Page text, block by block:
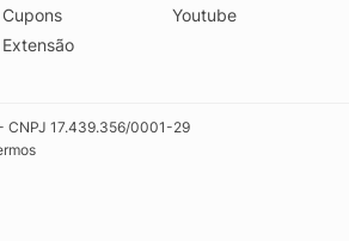
Cupons
Extensão
Youtube
CNPJ 17.439.356/0001-29